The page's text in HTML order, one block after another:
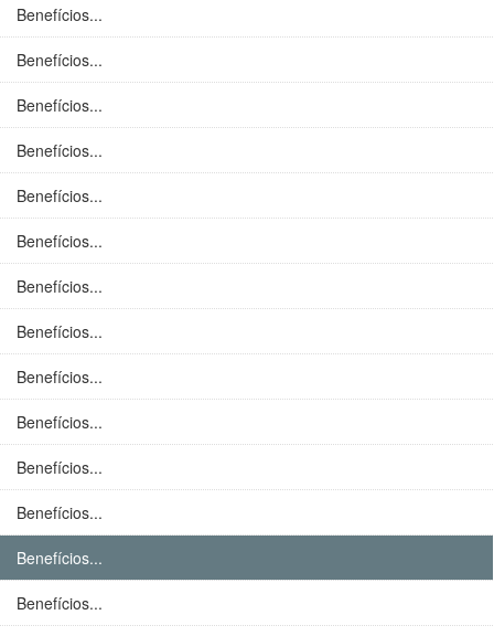
Benefícios...
Benefícios...
Benefícios...
Benefícios...
Benefícios...
Benefícios...
Benefícios...
Benefícios...
Benefícios...
Benefícios...
Benefícios...
Benefícios...
Benefícios...
Benefícios...